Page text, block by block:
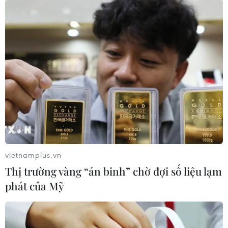
(TTXVN/Vietnam+)
#Tai nạn xe khách
#Xe khách giường nằm
vietnamplus.vn
Thị trường vàng “án binh” chờ đợi số liệu lạm
phát của Mỹ